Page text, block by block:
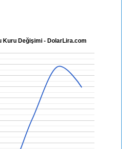
Kuru Değişimi - DolarLira.com